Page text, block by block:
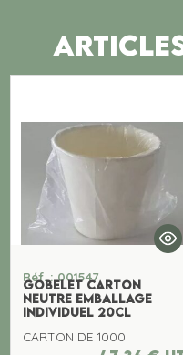
Réf. : 001547
GOBELET CARTON
NEUTRE EMBALLAGE
INDIVIDUEL 20CL
CARTON DE 1000